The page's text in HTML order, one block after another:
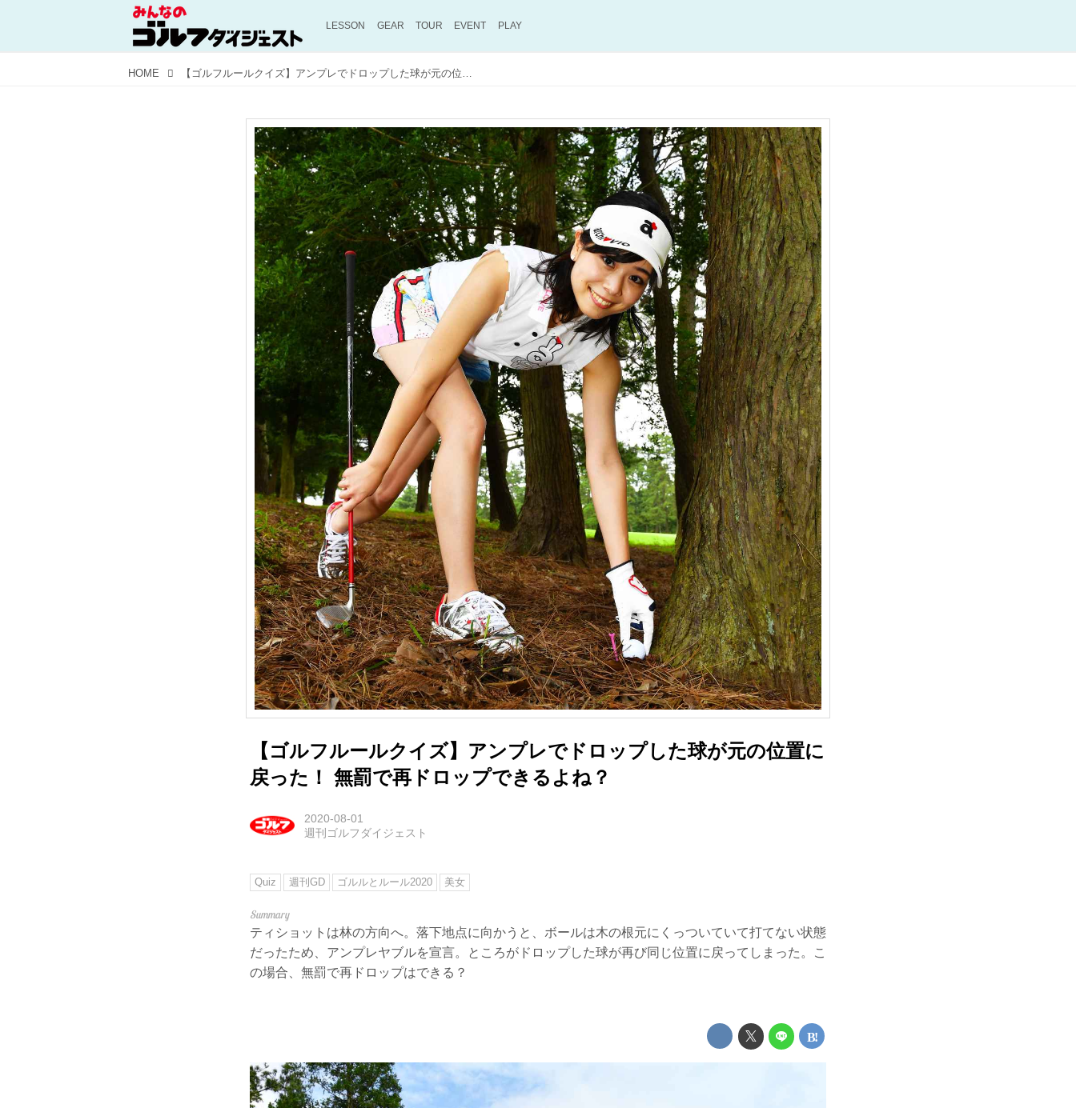
LESSON GEAR TOUR EVENT PLAY
HOME 【ゴルフルールクイズ】アンプレでドロップした球が元の位置に戻った！ 無罰で再ドロップできるよね？
【ゴルフルールクイズ】アンプレでドロップした球が元の位置に
戻った！ 無罰で再ドロップできるよね？
2020-08-01
週刊ゴルフダイジェスト
Quiz 週刊GD ゴルルとルール2020 美女
ティショットは林の方向へ。落下地点に向かうと、ボールは木の根元にくっついていて打てない状態
だったため、アンプレヤブルを宣言。ところがドロップした球が再び同じ位置に戻ってしまった。こ
の場合、無罰で再ドロップはできる？